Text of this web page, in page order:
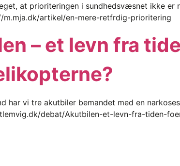
at prioriteringen i sundhedsvæsnet ikke
m.mja.dk/artikel/en-mere-retfrdig-prioritering
– et levn fra
har vi tre akutbiler bemandet med en
debat/Akutbilen-et-levn-fra-tiden-